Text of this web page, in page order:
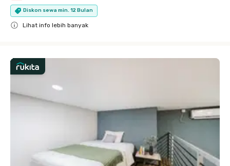
Diskon sewa min. 12 Bulan
Lihat info lebih banyak